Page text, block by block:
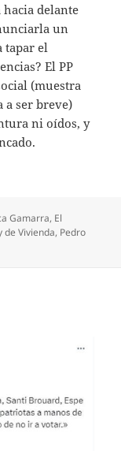
delante
un
tapar el
El PP
(muestra
a ser breve)
ni oídos, y
Gamarra, El
de Vivienda, Pedro